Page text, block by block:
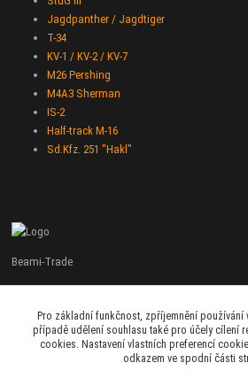
Jagdpanther / Jagdtiger
T-34
KV-1 / KV-2 / KV-7
M26 Pershing
M4A3 Sherman
IS-2
Half-track M-16
Sd.Kfz. 251 "Hakl"
Beami-Trade
Po - Pá 9:00 - 16:00
admin@beami-trade.cz
Pro základní funkčnost, zpříjemnění používání
případě udělení souhlasu také pro účely cílení
cookies. Nastavení vlastních preferencí
odkazem ve spodní části